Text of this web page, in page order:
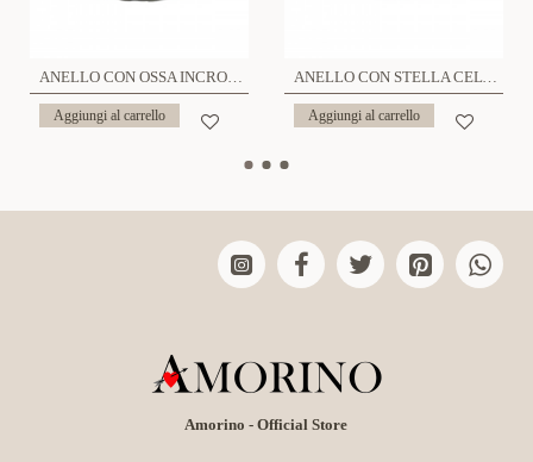
ANELLO CON OSSA INCROCIATE - MY2252D862
Aggiungi al carrello
ANELLO CON STELLA CELTICA - MY2252D867
Aggiungi al carrello
Amorino - Official Store